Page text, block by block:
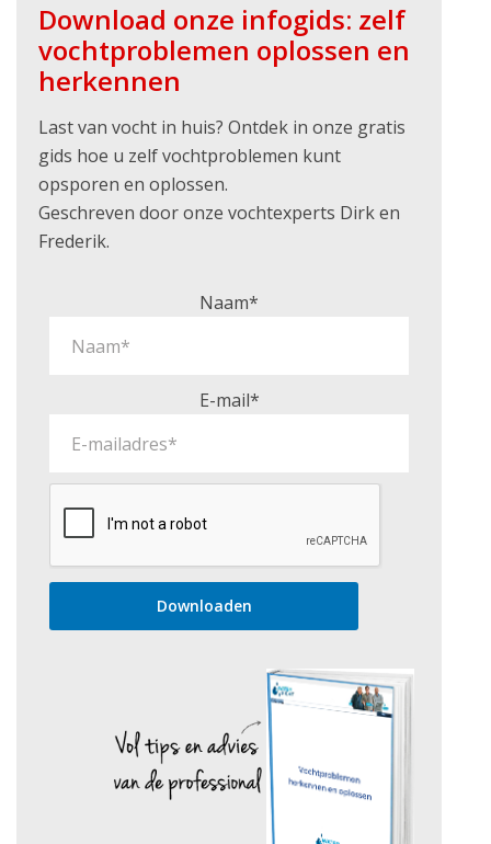
Download onze infogids: zelf
vochtproblemen oplossen en
herkennen
Last van vocht in huis? Ontdek in onze gratis
gids hoe u zelf vochtproblemen kunt
opsporen en oplossen.
Geschreven door onze vochtexperts Dirk en
Frederik.
Naam*
E-mail*